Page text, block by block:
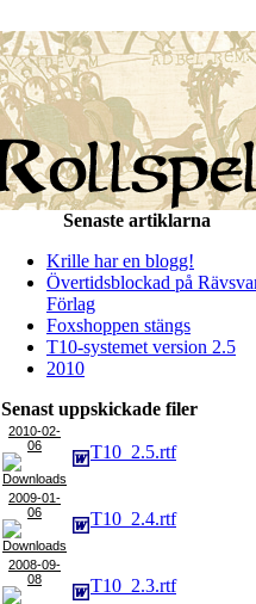
Senaste artiklarna
Krille har en blogg!
Övertidsblockad på
Förlag
Foxshoppen stängs
T10-systemet version 2.5
2010
Senast uppskickade filer
2010-02-
06
T10_2.5.rtf
2009-01-
06
T10_2.4.rtf
2008-09-
08
T10_2.3.rtf